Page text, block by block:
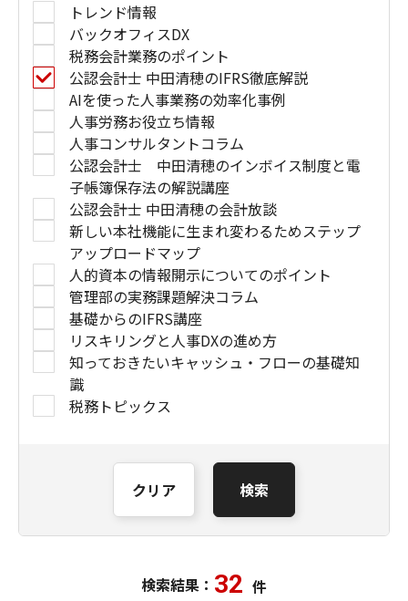
トレンド情報
バックオフィスDX
税務会計業務のポイント
公認会計士 中田清穂のIFRS徹底解説
AIを使った人事業務の効率化事例
人事労務お役立ち情報
人事コンサルタントコラム
公認会計士 中田清穂のインボイス制度と電
子帳簿保存法の解説講座
公認会計士 中田清穂の会計放談
新しい本社機能に生まれ変わるためステップ
アップロードマップ
人的資本の情報開示についてのポイント
管理部の実務課題解決コラム
基礎からのIFRS講座
リスキリングと人事DXの進め方
知っておきたいキャッシュ・フローの基礎知
識
税務トピックス
クリア 検索
検索結果： 32 件